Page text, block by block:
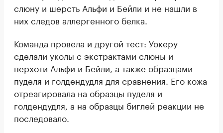
слюну и шерсть Альфи и Бейли и не нашли в
них следов аллергенного белка.
Команда провела и другой тест: Уокеру
сделали уколы с экстрактами слюны и
перхоти Альфи и Бейли, а также образцами
пуделя и голдендудля для сравнения. Его кожа
отреагировала на образцы пуделя и
голдендудля, а на образцы биглей реакции не
последовало.